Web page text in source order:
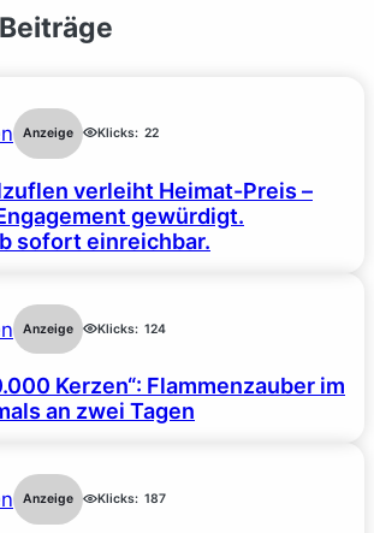
Anzeige Klicks: 22
verleiht Heimat-Preis –
gewürdigt.
sofort einreichbar.
Anzeige Klicks: 124
Kerzen“: Flammenzauber im
an zwei Tagen
Anzeige Klicks: 187